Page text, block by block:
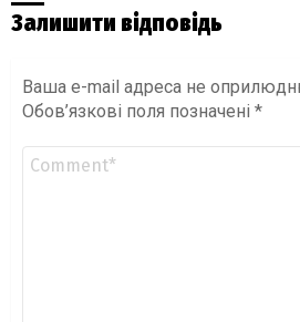
Залишити відповідь
Ваша e-mail адреса не
Обов’язкові поля позначені *
Коментар